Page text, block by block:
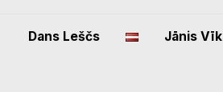
Dans Leščs Jānis